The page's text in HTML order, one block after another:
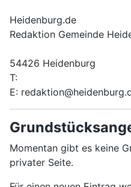
Heidenburg.de
Redaktion Gemeinde
54426 Heidenburg
T:
E:
Momentan gibt es keine
privater Seite.